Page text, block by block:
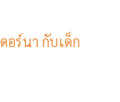
อร์นา กับเด็ก